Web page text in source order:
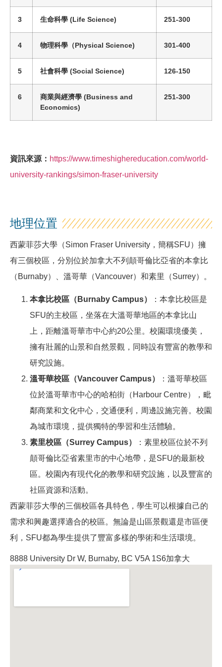
3 生命科學 (Life Science) 251-300
4 物理科學 （Physical Science) 301-400
5 社會科學 (Social Science) 126-150
6
商業與經濟學 (Business and
Economics)
251-300
資訊來源： https://www.timeshighereducation.com/world-
university-rankings/simon-fraser-university
地理位置
西蒙菲莎大學（Simon Fraser University，簡稱SFU）擁
有三個校區，分別位於加拿大不列顛哥倫比亞省的本拿比
（Burnaby）、溫哥華（Vancouver）和素里（Surrey）。
本拿比校區（ Burnaby Campus）
：本拿比校區是
SFU的主校區，坐落在大溫哥華地區的本拿比山
上，距離溫哥華市中心約20公里。校園環境優美，
擁有壯麗的山景和自然景觀，同時設有豐富的教學和
研究設施。
溫哥華校區（Vancouver Campus）
：溫哥華校區
位於溫哥華市中心的哈柏街（Harbour Centre），毗
鄰商業和文化中心，交通便利，周邊設施完善。校園
為城市環境，提供獨特的學習和生活體驗。
素里校區（Surrey Campus）
：素里校區位於不列
顛哥倫比亞省素里市的中心地帶，是SFU的最新校
區。校園內有現代化的教學和研究設施，以及豐富的
社區資源和活動。
西蒙菲莎大學的三個校區各具特色，學生可以根據自己的
需求和興趣選擇適合的校區。無論是山區景觀還是市區便
利，SFU都為學生提供了豐富多樣的學術和生活環境。
8888 University Dr W, Burnaby, BC V5A 1S6加拿大